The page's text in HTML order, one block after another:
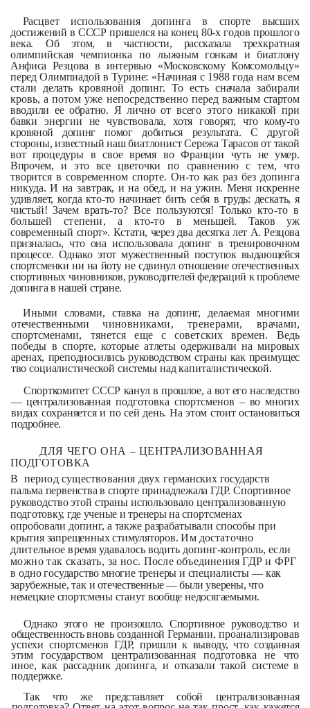
Расцвет использования допинга в спорте вы­сших
достижений в СССР пришелся на конец 80-х годов прошлого
века.Об этом, в частности, рассказала трех­кратная
олимпийская чемпионка полыжным гонкам и биатлону
Анфиса Резцова в интервью «Московскому Комсомольцу»
перед Олимпиадой в Турине: «Начиная с 1988 года нам всем
стали делать кровяной допинг. То есть сначала забирали
кровь, а потом уже непосредственно передважным стартом
вводили ее обратно. Я лично от всего этого никакой при­
бавки энергии не чувствовала, хотяговорят, что кому-то
кровяной допингпомог добиться результата. С другой
стороны, известный наш биатлонист Сережа Тарасов от такой
вот проце­дуры в свое время во Франции чуть не умер.
Впрочем, и это все цветочкипо сравнению с тем, что
творится в современном спорте. Он-то как раз без допинга
никуда. И на завтрак, ина обед, и на ужин. Меня искренне
удивляет, когда кто-то начинает битьсебя в грудь: дескать, я
чистый! Зачем врать-то? Все пользуются! Только кто-то в
большей степени, а кто-то в меньшей. Таков уж
современный спорт». Кстати, через два десятка лет А. Резцова
призналась, что она использовала допинг в тренировочном
процессе. Однако этот мужественный поступок выдающейся
спортсменки ни на йоту не сдвинул отношение отечественных
спортивных чиновников, руководителей федераций к проблеме
допинга в нашей стране.
Иными словами, ставка на допинг,делаемая многими
отечественнымичиновниками, тренерами, врача­ми,
спортсменами, тянется еще с советских времен. Ведь
победы вспорте, которые атлеты одерживали на мировых
аренах, преподносилисьруководством страны как преимущес­
тво социалистической системы над капиталистической.
Спорткомитет СССР канул в про­шлое, а вот его наследство
— центра­лизованная подготовка спортсменов – во многих
видах сохраняется и посей день. На этом стоит остановиться
подробнее.
ДЛЯ ЧЕГО ОНА – ЦЕНТРАЛИЗОВАННАЯ
ПОДГОТОВКА
В период существования двух германских государств
пальма пер­венства в спорте принадлежала ГДР. Спортивное
руководство этой стра­ны использовало централизованную
подготовку, где ученые и тренеры наспортсменах
опробовали допинг, а также разрабатывали способы при­
крытия запрещенных стимуляторов.Им достаточно
длительное времяудавалось водить допинг-контроль,если
можно так сказать, за нос. После объединения ГДР и ФРГ
водно государство многие тренеры и специалисты — как
зарубежные, так и отечественные — были уверены, что
немецкие спортсмены станут вообще недосягаемыми.
Однако этого не произошло. Спор­тивное руководство и
общественностьвновь созданной Германии, проана­лизировав
успехи спортсменов ГДР,пришли к выводу, что созданная
этимгосударством централизованная под­готовка не что
иное, как рассадник допинга, и отказали такой системе в
поддержке.
Так что же представляет собой цен­трализованная